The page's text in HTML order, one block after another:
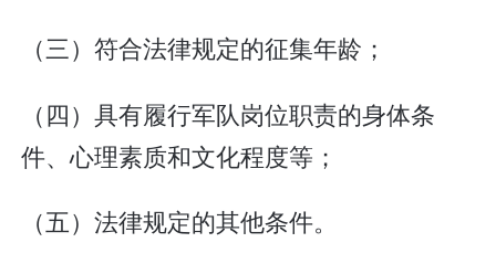
（三）符合法律规定的征集年龄；
（四）具有履行军队岗位职责的身体条
件、心理素质和文化程度等；
（五）法律规定的其他条件。